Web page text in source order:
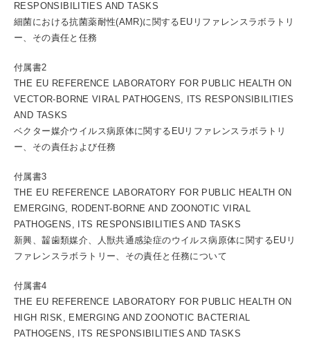
RESPONSIBILITIES AND TASKS
細菌における抗菌薬耐性(AMR)に関するEUリファレンスラボラトリ
ー、その責任と任務
付属書2
THE EU REFERENCE LABORATORY FOR PUBLIC HEALTH ON
VECTOR-BORNE VIRAL PATHOGENS, ITS RESPONSIBILITIES
AND TASKS
ベクター媒介ウイルス病原体に関するEUリファレンスラボラトリ
ー、その責任および任務
付属書3
THE EU REFERENCE LABORATORY FOR PUBLIC HEALTH ON
EMERGING, RODENT-BORNE AND ZOONOTIC VIRAL
PATHOGENS, ITS RESPONSIBILITIES AND TASKS
新興、齧歯類媒介、人獣共通感染症のウイルス病原体に関するEUリ
ファレンスラボラトリー、その責任と任務について
付属書4
THE EU REFERENCE LABORATORY FOR PUBLIC HEALTH ON
HIGH RISK, EMERGING AND ZOONOTIC BACTERIAL
PATHOGENS, ITS RESPONSIBILITIES AND TASKS